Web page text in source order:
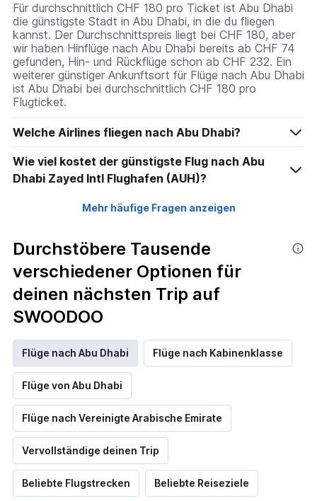
Für durchschnittlich CHF 180 pro Ticket ist Abu Dhabi
die günstigste Stadt in Abu Dhabi, in die du fliegen
kannst. Der Durchschnittspreis liegt bei CHF 180, aber
wir haben Hinflüge nach Abu Dhabi bereits ab CHF 74
gefunden, Hin- und Rückflüge schon ab CHF 232. Ein
weiterer günstiger Ankunftsort für Flüge nach Abu Dhabi
ist Abu Dhabi bei durchschnittlich CHF 180 pro
Flugticket.
Welche Airlines fliegen nach Abu Dhabi?
Wie viel kostet der günstigste Flug nach Abu
Dhabi Zayed Intl Flughafen (AUH)?
Mehr häufige Fragen anzeigen
Durchstöbere Tausende
verschiedener Optionen für
deinen nächsten Trip auf
SWOODOO
Flüge nach Abu Dhabi Flüge nach Kabinenklasse
Flüge von Abu Dhabi
Flüge nach Vereinigte Arabische Emirate
Vervollständige deinen Trip
Beliebte Flugstrecken Beliebte Reiseziele